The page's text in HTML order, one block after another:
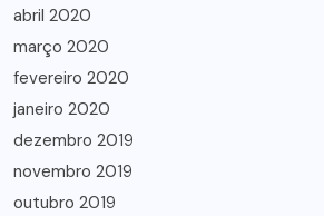
abril 2020
março 2020
fevereiro 2020
janeiro 2020
dezembro 2019
novembro 2019
outubro 2019